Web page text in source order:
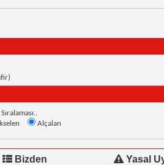
Alçalan
Yasal
Bizden